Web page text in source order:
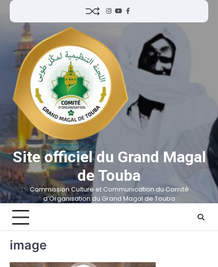
Site officiel du Grand Magal
de Touba
Commission Culture et Communication du Comité
d’Organisation du Grand Magal de Touba
image